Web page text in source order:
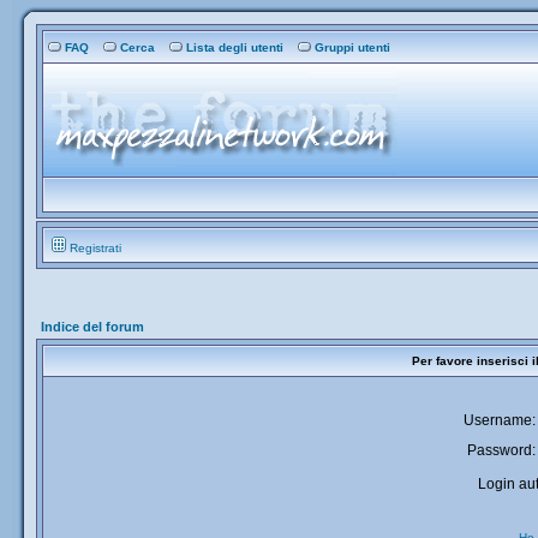
FAQ Cerca Lista degli utenti Gruppi utenti
Registrati
Indice del forum
Per favore inserisci
Username:
Password:
Login